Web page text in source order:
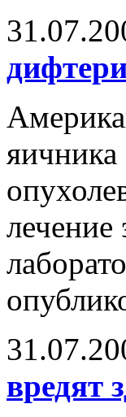
лечение
вредят